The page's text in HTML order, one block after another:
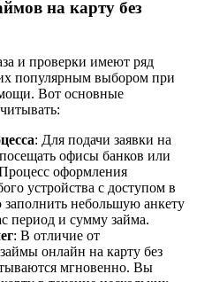
на карту без
и проверки имеют ряд
популярным выбором при
Вот основные
: Для подачи заявки на
офисы банков или
оформления
устройства с доступом в
заполнить небольшую анкету
период и сумму займа.
: В отличие от
онлайн на карту без
мгновенно. Вы